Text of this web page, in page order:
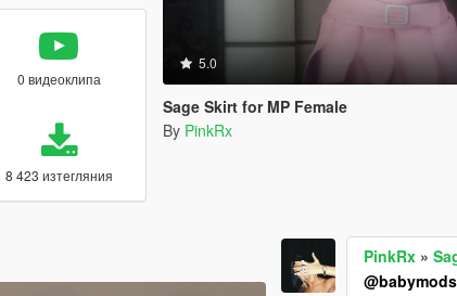
0 видеоклипа
8 423 изтегляния
5.0
Sage Skirt for MP Female
By PinkRx
PinkRx »
@babymods